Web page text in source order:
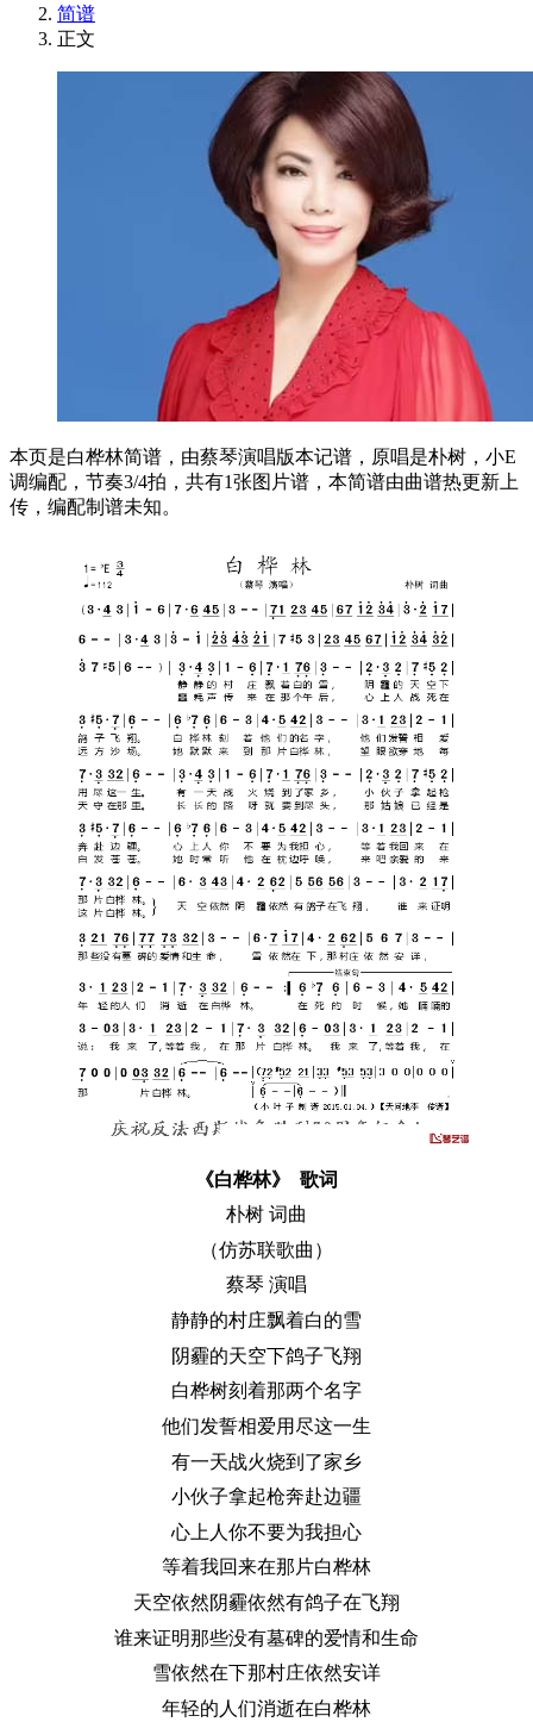
简谱
正文
本页是白桦林简谱，由蔡琴演唱版本记谱，原唱是朴树，小E
调编配，节奏3/4拍，共有1张图片谱，本简谱由曲谱热更新上
传，编配制谱未知。
《白桦林》 歌词
朴树 词曲
（仿苏联歌曲）
蔡琴 演唱
静静的村庄飘着白的雪
阴霾的天空下鸽子飞翔
白桦树刻着那两个名字
他们发誓相爱用尽这一生
有一天战火烧到了家乡
小伙子拿起枪奔赴边疆
心上人你不要为我担心
等着我回来在那片白桦林
天空依然阴霾依然有鸽子在飞翔
谁来证明那些没有墓碑的爱情和生命
雪依然在下那村庄依然安详
年轻的人们消逝在白桦林